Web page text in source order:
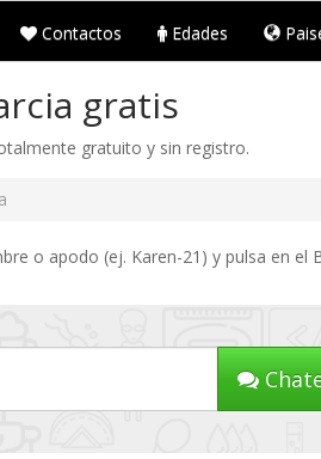
Contactos Edades
gratis
gratuito y sin registro.
o apodo (ej. Karen-21) y pulsa en el